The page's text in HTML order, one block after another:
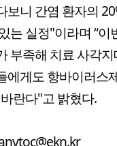
보니 간염 환자의
는 실정"이라며 “이
부족해 치료 사각
에게도 항바이러스
란다"고 밝혔다.